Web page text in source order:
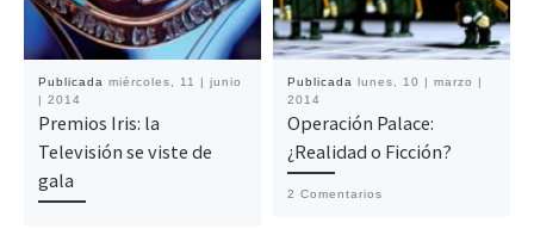
Publicada miércoles, 11 | junio
| 2014
Premios Iris: la
Televisión se viste de
gala
Publicada
lunes, 10 | marzo |
2014
Operación Palace:
¿Realidad o Ficción?
2 Comentarios